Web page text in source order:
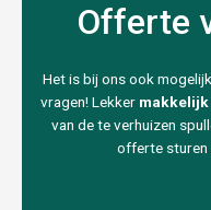
Offerte
Het is bij ons ook
vragen! Lekker makkelijk
van de te verhuizen
offerte sturen